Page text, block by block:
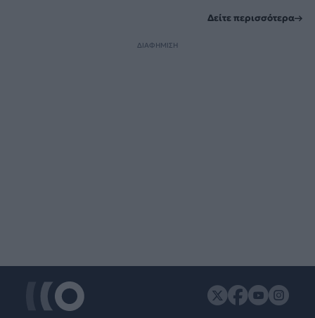
Δείτε περισσότερα
ΔΙΑΦΗΜΙΣΗ